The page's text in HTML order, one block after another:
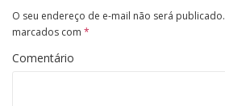
O seu endereço de e-mail não será publicado.
marcados com *
Comentário